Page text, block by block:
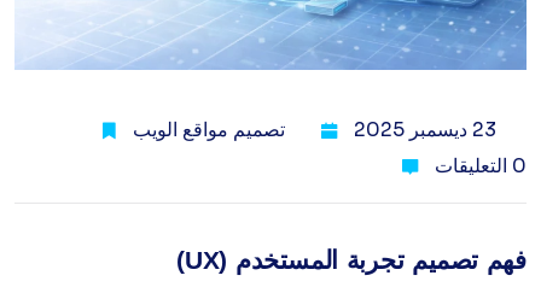
23 ديسمبر 2025
تصميم مواقع الويب
0 التعليقات
فهم تصميم تجربة المستخدم (UX)